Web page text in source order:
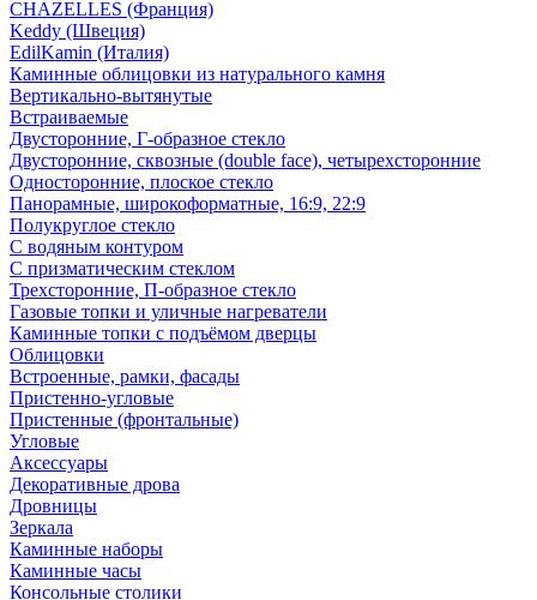
CHAZELLES (Франция)
Keddy (Швеция)
EdilKamin (Италия)
Каминные облицовки из натурального камня
Вертикально-вытянутые
Встраиваемые
Двусторонние, Г-образное стекло
Двусторонние, сквозные (double face), четырехсторонние
Односторонние, плоское стекло
Панорамные, широкоформатные, 16:9, 22:9
Полукруглое стекло
С водяным контуром
С призматическим стеклом
Трехсторонние, П-образное стекло
Газовые топки и уличные нагреватели
Каминные топки с подъёмом дверцы
Облицовки
Встроенные, рамки, фасады
Пристенно-угловые
Пристенные (фронтальные)
Угловые
Аксессуары
Декоративные дрова
Дровницы
Зеркала
Каминные наборы
Каминные часы
Консольные столики